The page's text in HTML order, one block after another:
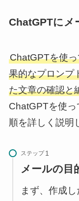
ChatGPTにメ
ChatGPTを使
果的なプロンプ
た文章の確認と
ChatGPTを使
順を詳しく説明
ステップ
メールの目
まず、作成